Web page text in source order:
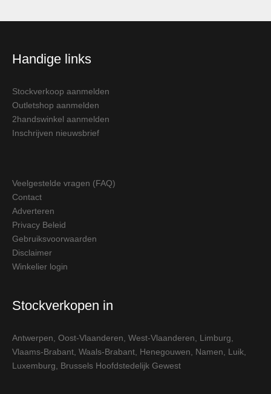
Handige links
Stockverkoop aanmelden
Outletshop aanmelden
2handswinkel aanmelden
Inschrijven nieuwsbrief
Veelgestelde vragen (FAQ)
Contact
Adverteren
Privacy Beleid
Gebruiksvoorwaarden
Disclaimer
Winkelier login
Stockverkopen in
Antwerpen Oost-Vlaanderen West-Vlaanderen Limburg
Vlaams-Brabant Waals-Brabant Henegouwen Namen Luik
Luxemburg
Brussels Hoofdstedelijk Gewest